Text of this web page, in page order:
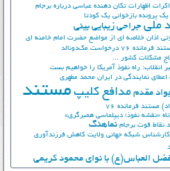
اظهارات تکان دهنده عباسی درباره برجام
یک پرونده بازخوانی یک کودتا
ملی جراحی زیبایی بینی
اذان خلاصه ای از مواضع حضرت امام خامنه ای
فرمانده 76
درخواست مک‌دونالد
مشکلات کشور ...
انقلاب: راه نفوذ آمریکا را خواهیم بست
نمایندگی در ایران محمد مطهری
مقدم مدافع کلیپ مستند
مستند فرمانده 76
«نقشه نفوذ؛ دیپلماسی همبرگری»
نقاط قوت برجام نماهنگ
کارشناس شبکه جهانی ولایت کاهش فرزندآوری
العباس(ع) با نوای محمود کریمی